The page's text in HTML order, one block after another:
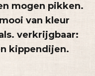
mogen pikken.
van kleur
verkrijgbaar:
kippendijen.